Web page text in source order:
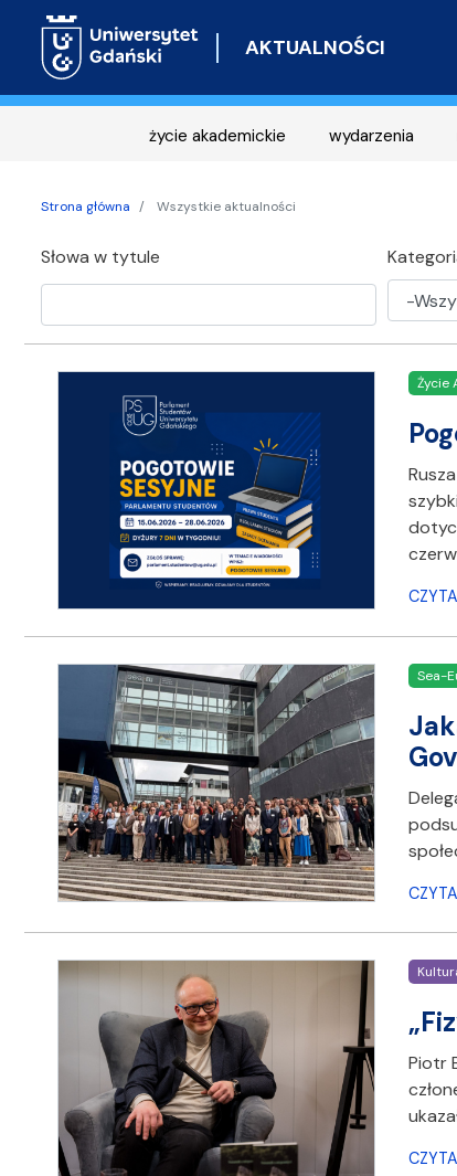
AKTUALNOŚCI
życie akademickie wydarzenia
Strona główna Wszystkie aktualności
Słowa w tytule
Życie
Sea-
Piotr